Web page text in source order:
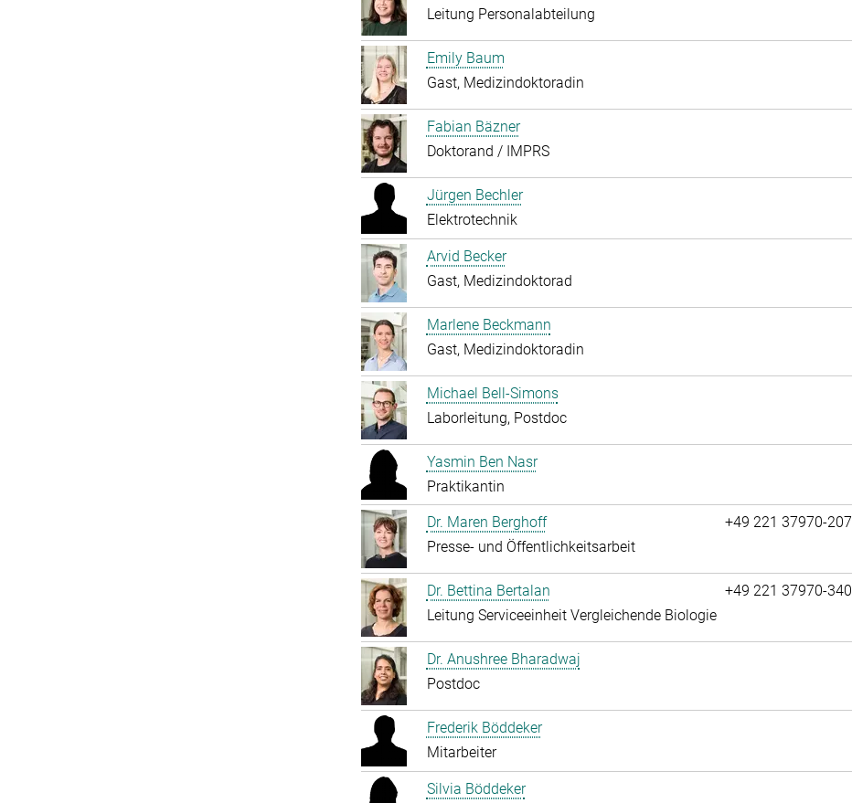
Leitung Personalabteilung
Emily Baum
Gast, Medizindoktoradin
Fabian Bäzner
Doktorand / IMPRS
Jürgen Bechler
Elektrotechnik
Arvid Becker
Gast, Medizindoktorad
Marlene Beckmann
Gast, Medizindoktoradin
Michael Bell-Simons
Laborleitung, Postdoc
Yasmin Ben Nasr
Praktikantin
Dr. Maren Berghoff
Presse- und Öffentlichkeitsarbeit
+49 221 37970-207
Dr. Bettina Bertalan
Leitung Serviceeinheit Vergleichende Biologie
+49 221 37970-340
Dr. Anushree Bharadwaj
Postdoc
Frederik Böddeker
Mitarbeiter
Silvia Böddeker